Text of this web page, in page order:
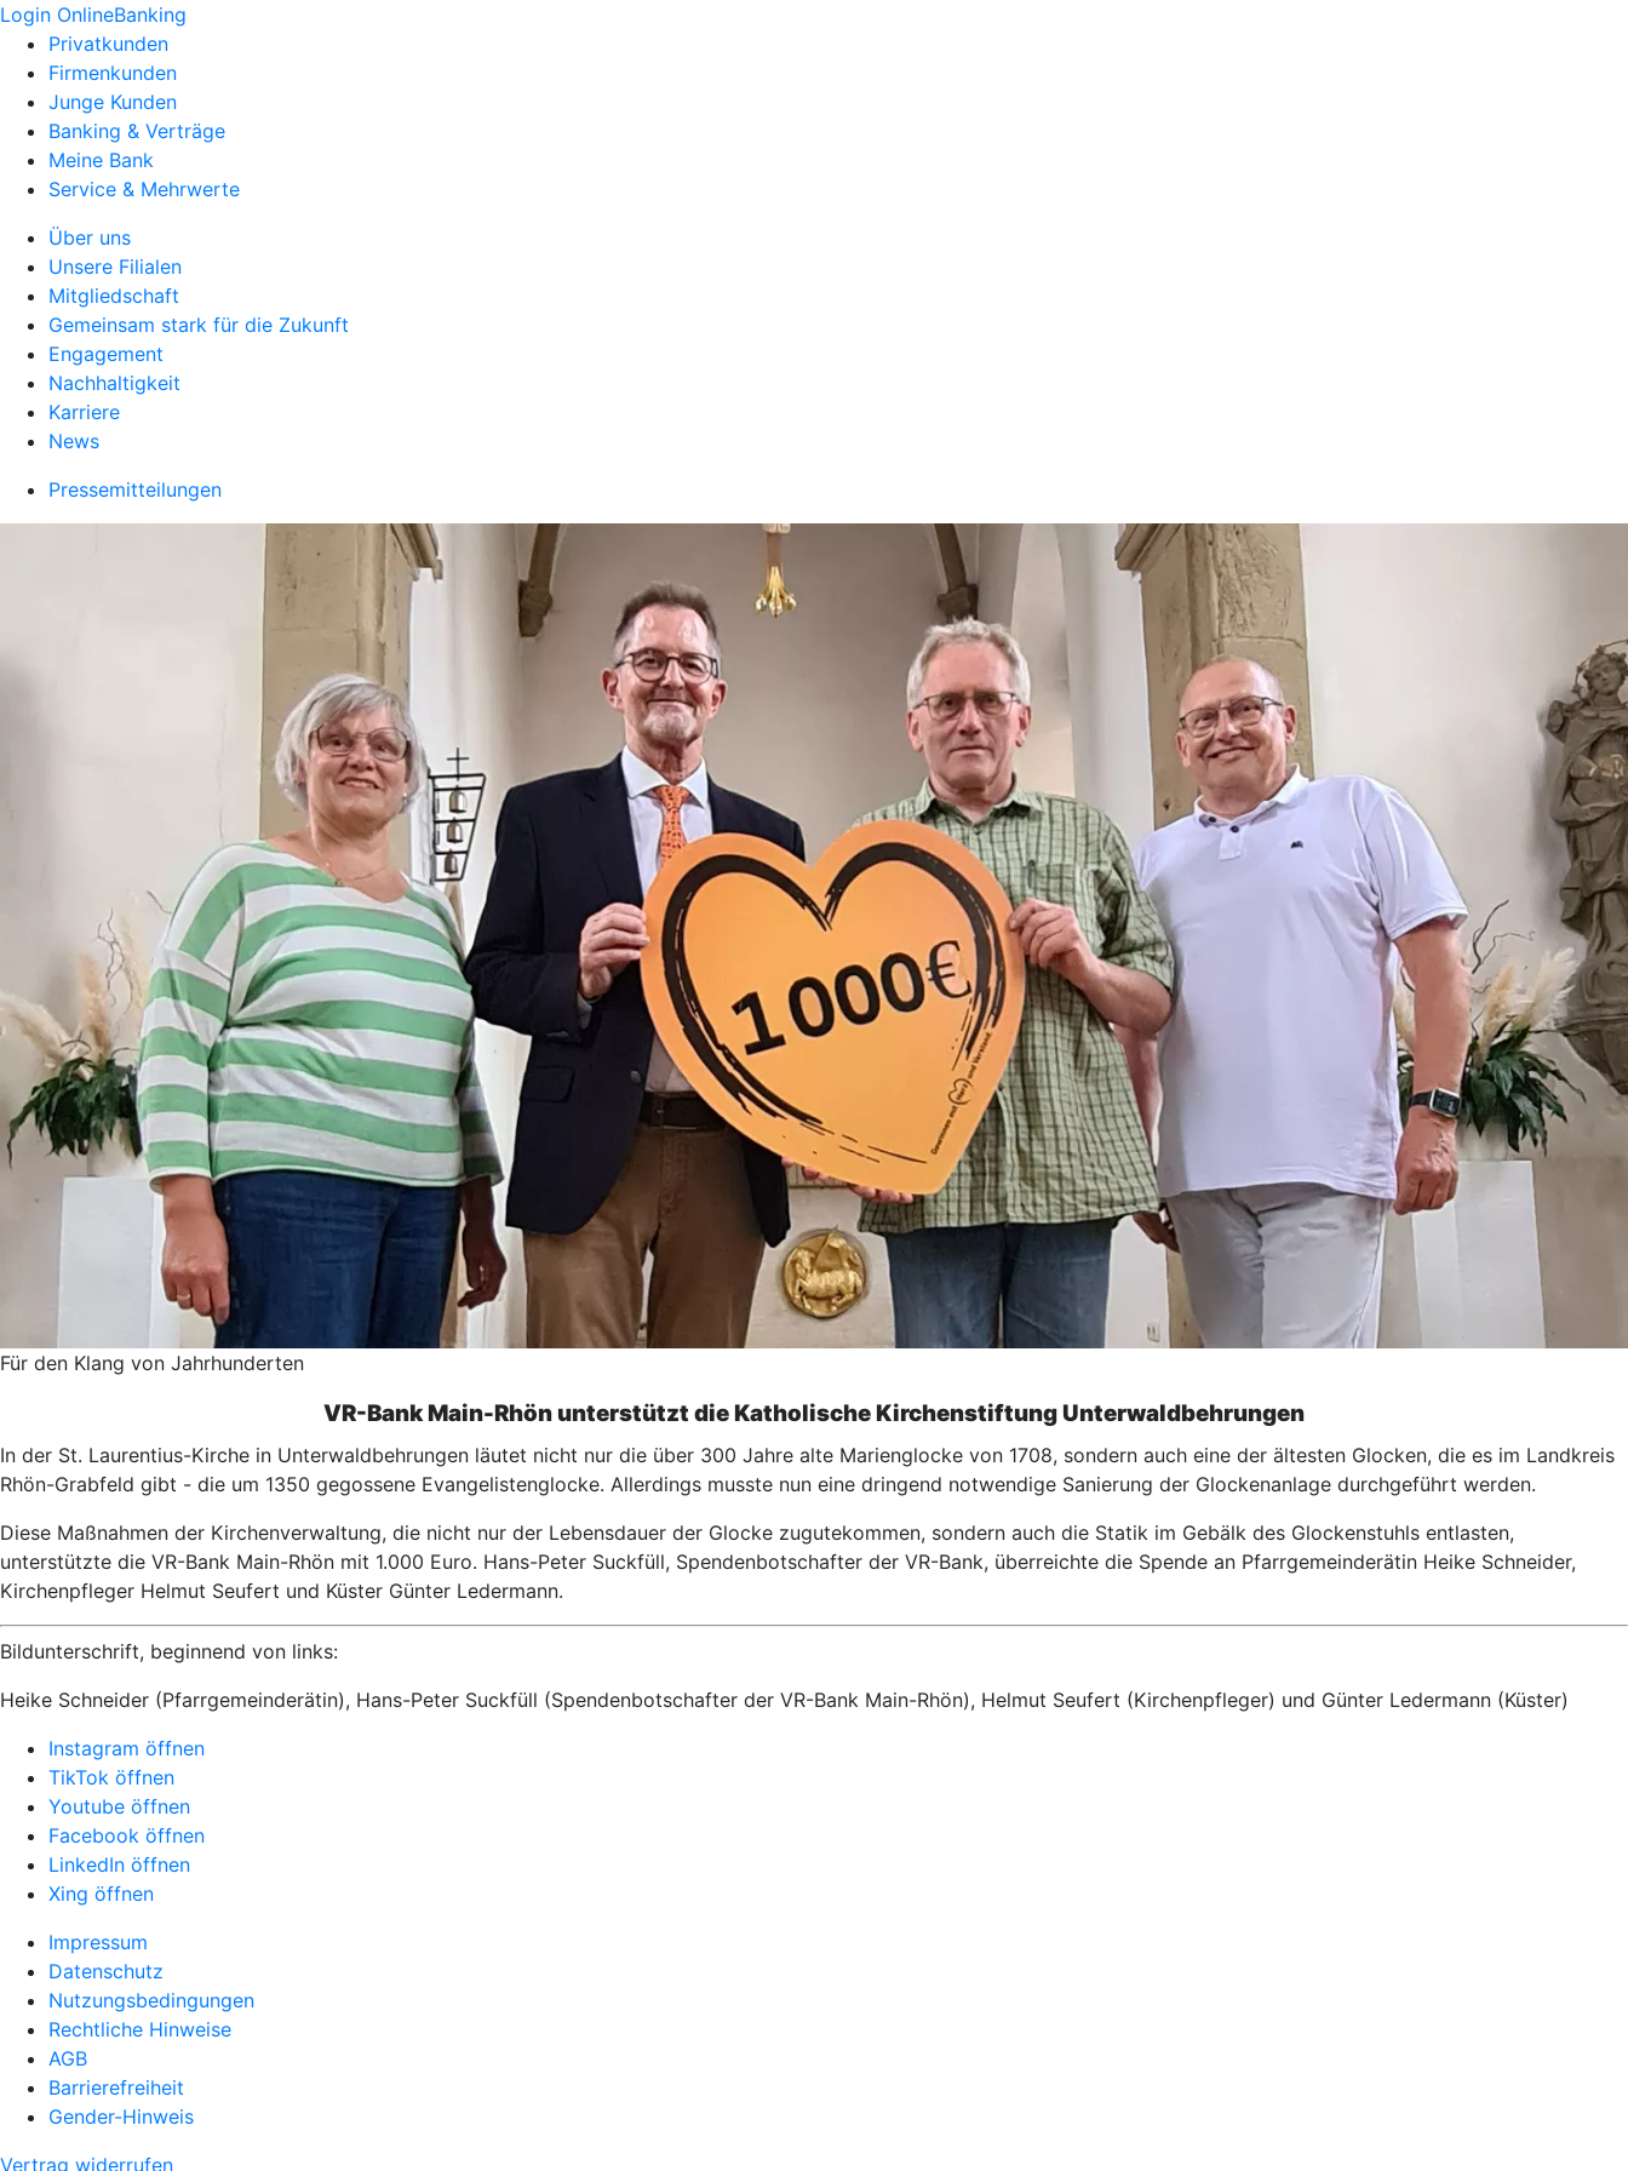
Login OnlineBanking
Privatkunden
Firmenkunden
Junge Kunden
Banking & Verträge
Meine Bank
Service & Mehrwerte
Über uns
Unsere Filialen
Mitgliedschaft
Gemeinsam stark für die Zukunft
Engagement
Nachhaltigkeit
Karriere
News
Pressemitteilungen
Für den Klang von Jahrhunderten
VR-Bank Main-Rhön unterstützt die Katholische Kirchenstiftung Unterwaldbehrungen
In der St. Laurentius-Kirche in Unterwaldbehrungen läutet nicht nur die über 300 Jahre alte Marienglocke von 1708, sondern auch eine der ältesten Glocken, die es im Landkreis
Rhön-Grabfeld gibt - die um 1350 gegossene Evangelistenglocke. Allerdings musste nun eine dringend notwendige Sanierung der Glockenanlage durchgeführt werden.
Diese Maßnahmen der Kirchenverwaltung, die nicht nur der Lebensdauer der Glocke zugutekommen, sondern auch die Statik im Gebälk des Glockenstuhls entlasten,
unterstützte die VR-Bank Main-Rhön mit 1.000 Euro. Hans-Peter Suckfüll, Spendenbotschafter der VR-Bank, überreichte die Spende an Pfarrgemeinderätin Heike Schneider,
Kirchenpfleger Helmut Seufert und Küster Günter Ledermann.
Bildunterschrift, beginnend von links:
Heike Schneider (Pfarrgemeinderätin), Hans-Peter Suckfüll (Spendenbotschafter der VR-Bank Main-Rhön), Helmut Seufert (Kirchenpfleger) und Günter Ledermann (Küster)
Instagram öffnen
TikTok öffnen
Youtube öffnen
Facebook öffnen
LinkedIn öffnen
Xing öffnen
Impressum
Datenschutz
Nutzungsbedingungen
Rechtliche Hinweise
AGB
Barrierefreiheit
Gender-Hinweis
Vertrag widerrufen